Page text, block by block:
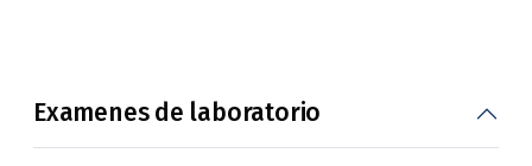
Examenes de laboratorio